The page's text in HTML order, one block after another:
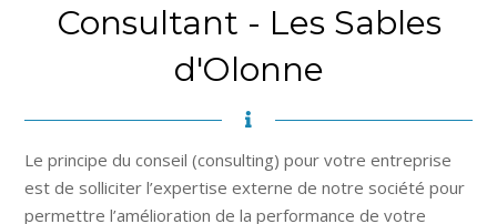
Consultant - Les Sables
d'Olonne
Le principe du conseil (consulting) pour votre entreprise
est de solliciter l’expertise externe de notre société pour
permettre l’amélioration de la performance de votre